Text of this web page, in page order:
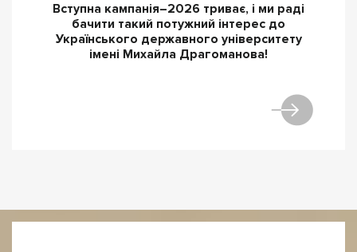
Вступна кампанія–2026 триває, і ми раді
бачити такий потужний інтерес до
Українського державного університету
імені Михайла Драгоманова!